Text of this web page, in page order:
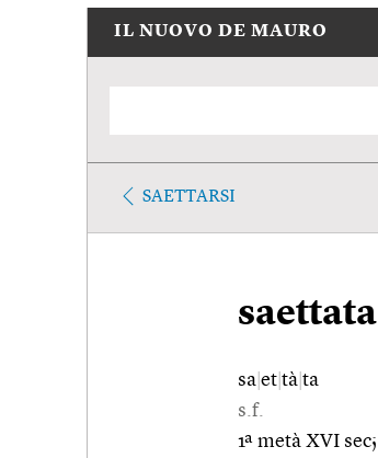
IL NUOVO DE MAURO
SAETTARSI
saettata
sa et tà ta
s.f.
1ª metà XVI sec;